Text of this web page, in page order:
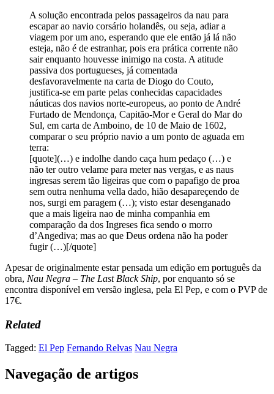
A solução encontrada pelos passageiros da nau para
escapar ao navio corsário holandês, ou seja, adiar a
viagem por um ano, esperando que ele então já lá não
esteja, não é de estranhar, pois era prática corrente não
sair enquanto houvesse inimigo na costa. A atitude
passiva dos portugueses, já comentada
desfavoravelmente na carta de Diogo do Couto,
justifica-se em parte pelas conhecidas capacidades
náuticas dos navios norte-europeus, ao ponto de André
Furtado de Mendonça, Capitão-Mor e Geral do Mar do
Sul, em carta de Amboino, de 10 de Maio de 1602,
comparar o seu próprio navio a um ponto de aguada em
terra:
[quote](…) e indolhe dando caça hum pedaço (…) e
não ter outro velame para meter nas vergas, e as naus
ingresas serem tão ligeiras que com o papafigo de proa
sem outra nenhuma vella dado, hião desapareçendo de
nos, surgi em paragem (…); visto estar desenganado
que a mais ligeira nao de minha companhia em
comparação da dos Ingreses fica sendo o morro
d’Angediva; mas ao que Deus ordena não ha poder
fugir (…)[/quote]
Apesar de originalmente estar pensada um edição em português da
obra, Nau Negra – The Last Black Ship, por enquanto só se
encontra disponível em versão inglesa, pela El Pep, e com o PVP de
17€.
Related
Tagged: El Pep Fernando Relvas Nau Negra
Navegação de artigos